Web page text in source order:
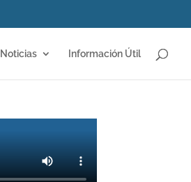
Noticias Información Útil